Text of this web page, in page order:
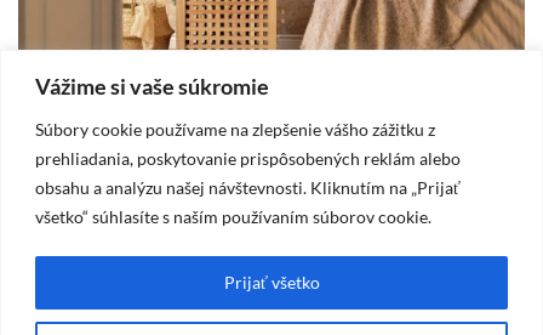
Vážime si vaše súkromie
Súbory cookie používame na zlepšenie vášho zážitku z
prehliadania, poskytovanie prispôsobených reklám alebo
obsahu a analýzu našej návštevnosti. Kliknutím na „Prijať
všetko“ súhlasíte s naším používaním súborov cookie.
Prijať všetko
DOM
2025-10-19
Vidiecka spálňa – štýl, ktorý prináša pokoj